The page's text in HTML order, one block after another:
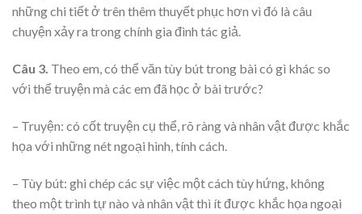
những chi tiết ở trên thêm thuyết phục hơn vì đó là câu
chuyện xảy ra trong chính gia đình tác giả.
Câu 3. Theo em, có thể văn tùy bút trong bài có gì khác so
với thể truyện mà các em đã học ở bài trước?
– Truyện: có cốt truyện cụ thể, rõ ràng và nhân vật được khắc
họa với những nét ngoại hình, tính cách.
– Tùy bút: ghi chép các sự việc một cách tùy hứng, không
theo một trình tự nào và nhân vật thì ít được khắc họa ngoại